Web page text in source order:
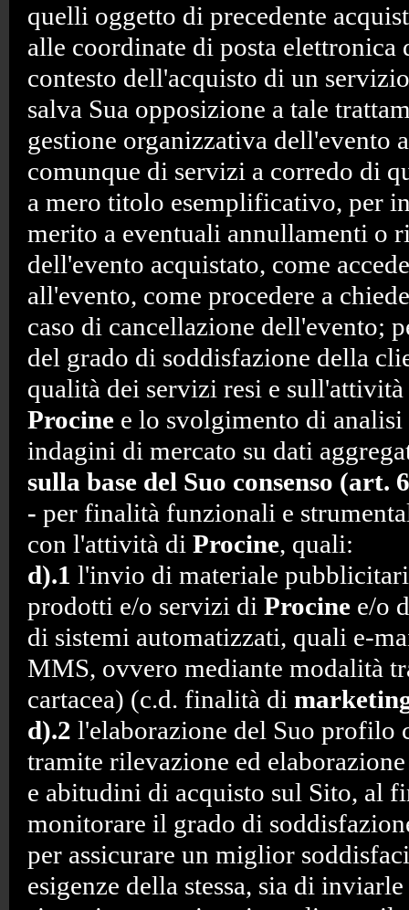
quelli oggetto di precedente
alle coordinate di posta
contesto dell'acquisto di un
salva Sua opposizione a tale
gestione organizzativa dell'evento
comunque di servizi a corredo di
a mero titolo esemplificativo, per
merito a eventuali annullamenti o
dell'evento acquistato, come
all'evento, come procedere a
caso di cancellazione dell'evento;
del grado di soddisfazione della
qualità dei servizi resi e sull'attività
Procine e lo svolgimento di analisi
indagini di mercato su dati
sulla base del Suo consenso (art.
- per finalità funzionali e
con l'attività di Procine, quali:
d).1 l'invio di materiale
prodotti e/o servizi di Procine e/o
di sistemi automatizzati, quali e-
MMS, ovvero mediante modalità
cartacea) (c.d. finalità di
d).2 l'elaborazione del Suo profilo
tramite rilevazione ed
e abitudini di acquisto sul Sito, al
monitorare il grado di
per assicurare un miglior
esigenze della stessa, sia di